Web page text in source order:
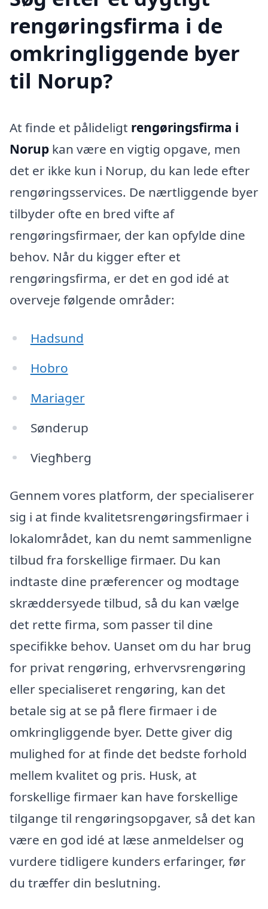
rengøringsfirma i de
omkringliggende byer
til Norup?
At finde et pålideligt rengøringsfirma i
Norup kan være en vigtig opgave, men
det er ikke kun i Norup, du kan lede efter
rengøringsservices. De nærtliggende byer
tilbyder ofte en bred vifte af
rengøringsfirmaer, der kan opfylde dine
behov. Når du kigger efter et
rengøringsfirma, er det en god idé at
overveje følgende områder:
Hadsund
Hobro
Mariager
Sønderup
Viegħberg
Gennem vores platform, der specialiserer
sig i at finde kvalitetsrengøringsfirmaer i
lokalområdet, kan du nemt sammenligne
tilbud fra forskellige firmaer. Du kan
indtaste dine præferencer og modtage
skræddersyede tilbud, så du kan vælge
det rette firma, som passer til dine
specifikke behov. Uanset om du har brug
for privat rengøring, erhvervsrengøring
eller specialiseret rengøring, kan det
betale sig at se på flere firmaer i de
omkringliggende byer. Dette giver dig
mulighed for at finde det bedste forhold
mellem kvalitet og pris. Husk, at
forskellige firmaer kan have forskellige
tilgange til rengøringsopgaver, så det kan
være en god idé at læse anmeldelser og
vurdere tidligere kunders erfaringer, før
du træffer din beslutning.